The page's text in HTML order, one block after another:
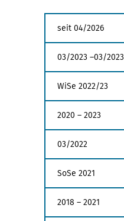
seit 04/2026
03/2023 –03/2023
WiSe 2022/23
2020 – 2023
03/2022
SoSe 2021
2018 – 2021